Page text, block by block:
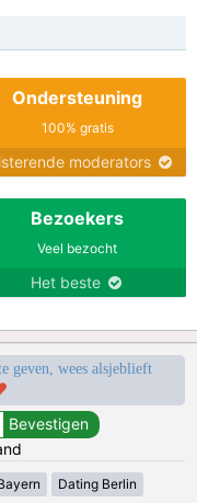
Ondersteuning
100% gratis
moderators
Bezoekers
Veel bezocht
Het beste
geven, wees alsjeblieft
Dating Berlin